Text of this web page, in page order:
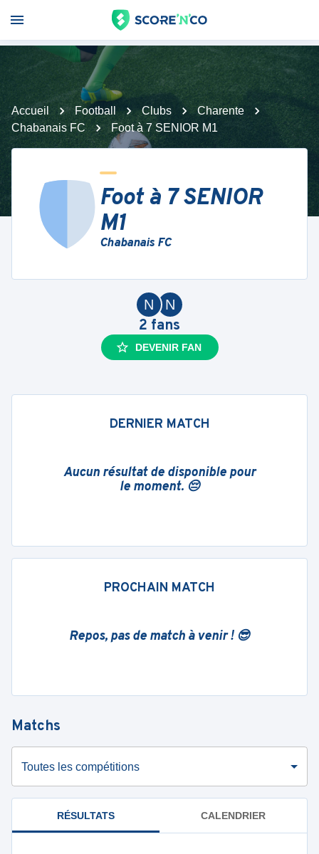
Accueil Football Clubs
Charente
Chabanais FC
Foot à 7 SENIOR M1
Foot à 7 SENIOR
M1
Chabanais FC
N
N
2 fans
DEVENIR FAN
DERNIER MATCH
Aucun résultat de disponible pour
le moment. 😔
PROCHAIN MATCH
Repos, pas de match à venir ! 😎
Matchs
Toutes les compétitions
RÉSULTATS CALENDRIER